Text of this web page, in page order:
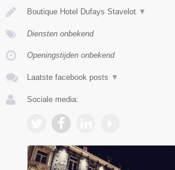
Boutique Hotel Dufays Stavelot ▼
Diensten onbekend
Openingstijden onbekend
Laatste facebook posts ▼
Sociale media: